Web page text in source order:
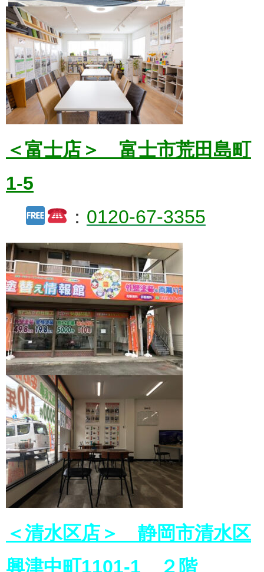
＜富士店＞ 富士市荒田島町
1-5
： 0120-67-3355
＜清水区店＞ 静岡市清水区
興津中町1101-1 ２階